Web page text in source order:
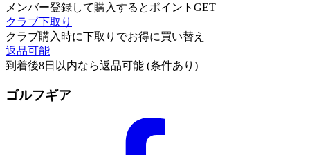
メンバー登録して購入するとポイントGET
クラブ下取り
クラブ購入時に下取りでお得に買い替え
返品可能
到着後8日以内なら返品可能 (条件あり)
ゴルフギア